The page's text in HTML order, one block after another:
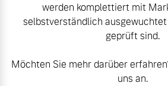
Konnektivität
Aktuelle Serviceangebote
werden komplettiert mit
selbstverständlich
geprüft sind.
Möchten Sie mehr darüber
uns an.